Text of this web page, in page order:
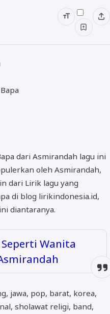
dari Asmirandah lagu ini
oleh Asmirandah,
dari Lirik lagu yang
di blog lirikindonesia.id,
diantaranya.
Wanita
jawa, pop, barat, korea,
sholawat religi, band,